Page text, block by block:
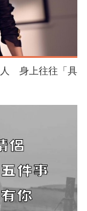
人 身上往往「具